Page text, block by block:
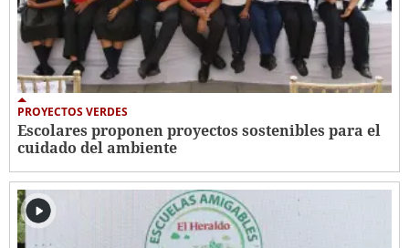
PROYECTOS VERDES
Escolares proponen proyectos sostenibles para el
cuidado del ambiente